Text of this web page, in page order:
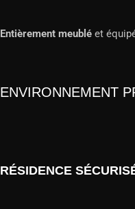
Entièrement meublé et
ENVIRONNEMENT
RÉSIDENCE